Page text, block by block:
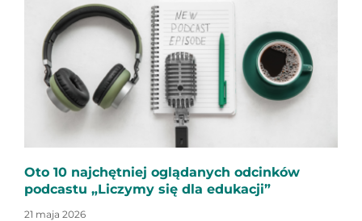
Oto 10 najchętniej oglądanych odcinków
podcastu „Liczymy się dla edukacji”
21 maja 2026